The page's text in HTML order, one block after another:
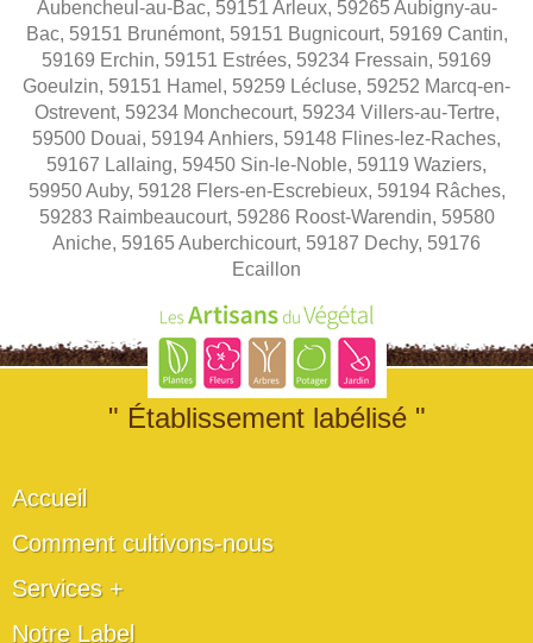
Aubencheul-au-Bac, 59151 Arleux, 59265 Aubigny-au-
Bac, 59151 Brunémont, 59151 Bugnicourt, 59169 Cantin,
59169 Erchin, 59151 Estrées, 59234 Fressain, 59169
Goeulzin, 59151 Hamel, 59259 Lécluse, 59252 Marcq-en-
Ostrevent, 59234 Monchecourt, 59234 Villers-au-Tertre,
59500 Douai, 59194 Anhiers, 59148 Flines-lez-Raches,
59167 Lallaing, 59450 Sin-le-Noble, 59119 Waziers,
59950 Auby, 59128 Flers-en-Escrebieux, 59194 Râches,
59283 Raimbeaucourt, 59286 Roost-Warendin, 59580
Aniche, 59165 Auberchicourt, 59187 Dechy, 59176
Ecaillon
" Établissement labélisé "
Accueil
Comment cultivons-nous
Services +
Notre Label